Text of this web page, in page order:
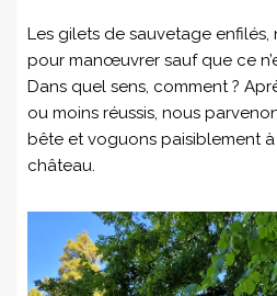
Les gilets de sauvetage enfilés,
pour manœuvrer sauf que ce
Dans quel sens, comment ?
ou moins réussis, nous
bête et voguons paisiblement
château.